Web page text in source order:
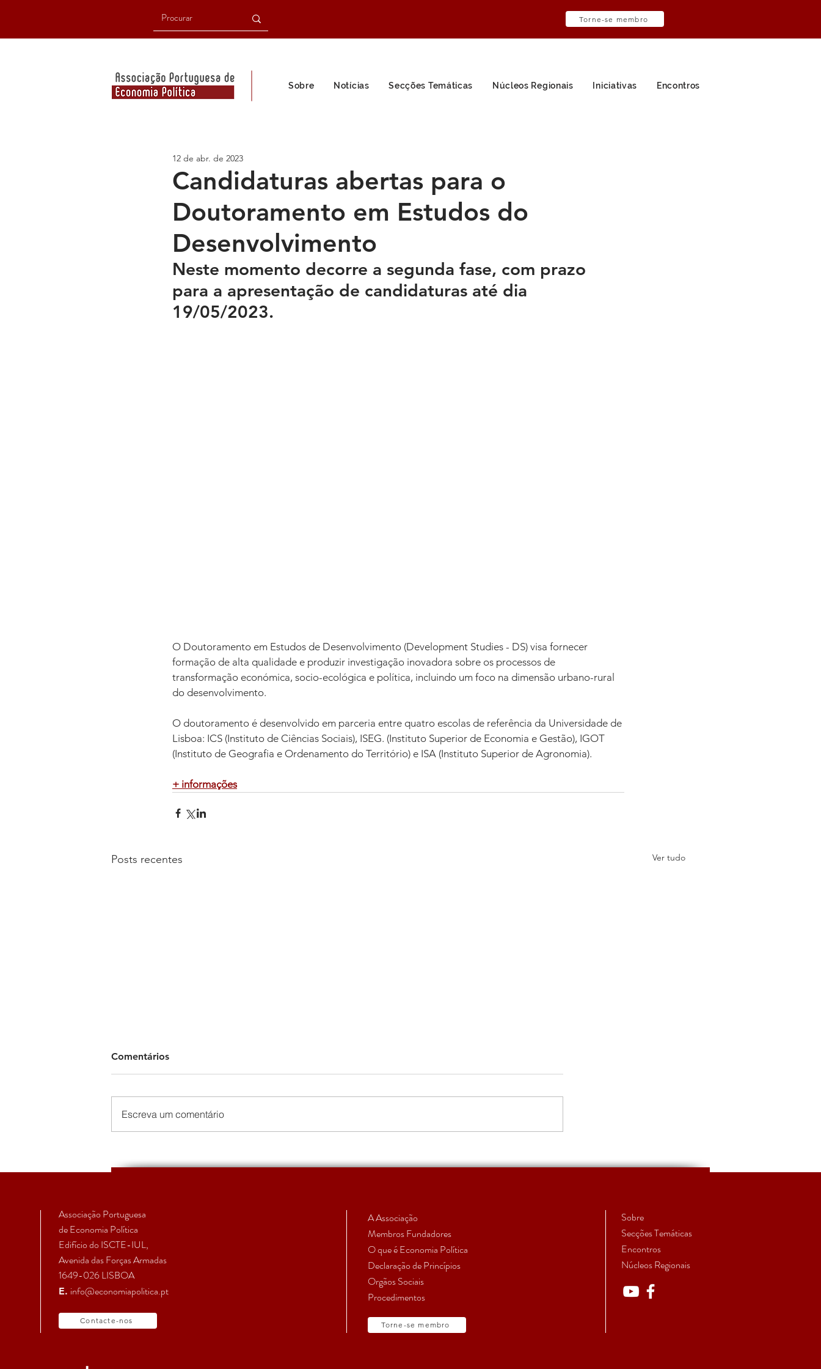
Torne-se membro
Sobre Notícias Secções Temáticas Núcleos Regionais Iniciativas Encontros
Candidaturas abertas para o
Doutoramento em Estudos do
Desenvolvimento
12 de abr. de 2023
Neste momento decorre a segunda fase, com prazo
para a apresentação de candidaturas até dia
19/05/2023.
O Doutoramento em Estudos de Desenvolvimento (Development Studies - DS) visa fornecer
formação de alta qualidade e produzir investigação inovadora sobre os processos de
transformação económica, socio-ecológica e política, incluindo um foco na dimensão urbano-rural
do desenvolvimento.
O doutoramento é desenvolvido em parceria entre quatro escolas de referência da Universidade de
Lisboa: ICS (Instituto de Ciências Sociais), ISEG. (Instituto Superior de Economia e Gestão), IGOT
(Instituto de Geografia e Ordenamento do Território) e ISA (Instituto Superior de Agronomia).
+ informações
Posts recentes Ver tudo
Secção Temática de
Investigadores em Início de
submissão de trabalhos
Comentários
Escreva um comentário
Associação Portuguesa
de Economia Política
Edifício do ISCTE-IUL,
Avenida das Forças Armadas
1649-026 LISBOA
E. info@economiapolitica.pt
Contacte-nos
A Associação
Membros Fundadores
O que é Economia Política
Declaração de Princípios
Orgãos Sociais
Procedimentos
Torne-se membro
Sobre
Secções Temáticas
Encontros
Núcleos Regionais